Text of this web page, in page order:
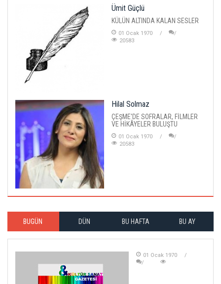
Ümit Güçlü
KÜLÜN ALTINDA KALAN SESLER
01 Ocak 1970
20583
Hilal Solmaz
ÇEŞME'DE SOFRALAR, FİLMLER
VE HİKÂYELER BULUŞTU
01 Ocak 1970
20583
BUGÜN DÜN BU HAFTA BU AY
01 Ocak 1970